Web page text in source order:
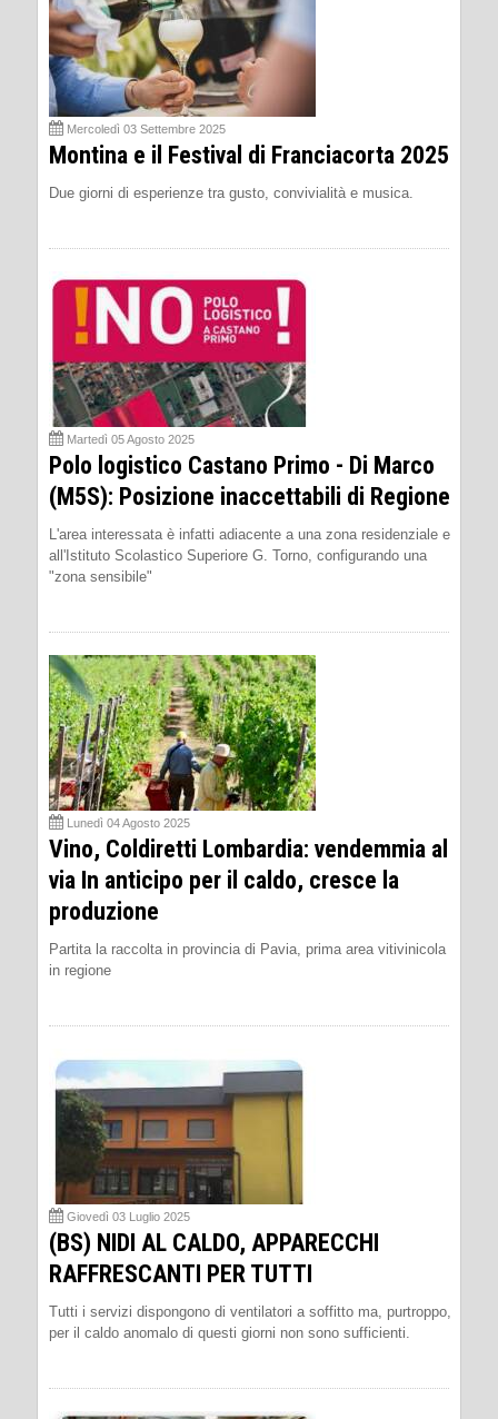
Mercoledì 03 Settembre 2025
Montina e il Festival di Franciacorta 2025
Due giorni di esperienze tra gusto, convivialità e musica.
Martedì 05 Agosto 2025
Polo logistico Castano Primo - Di Marco
(M5S): Posizione inaccettabili di Regione
L'area interessata è infatti adiacente a una zona residenziale e
all'Istituto Scolastico Superiore G. Torno, configurando una
"zona sensibile"
Lunedì 04 Agosto 2025
Vino, Coldiretti Lombardia: vendemmia al
via In anticipo per il caldo, cresce la
produzione
Partita la raccolta in provincia di Pavia, prima area vitivinicola
in regione
Giovedì 03 Luglio 2025
(BS) NIDI AL CALDO, APPARECCHI
RAFFRESCANTI PER TUTTI
Tutti i servizi dispongono di ventilatori a soffitto ma, purtroppo,
per il caldo anomalo di questi giorni non sono sufficienti.